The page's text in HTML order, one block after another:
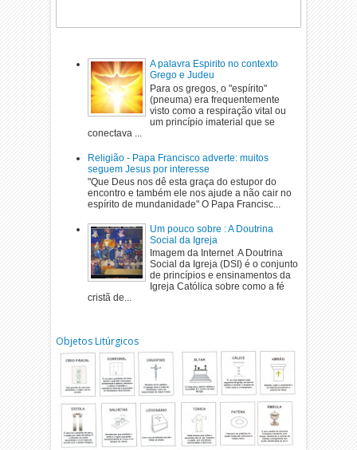
A palavra Espirito no contexto
Grego e Judeu
Para os gregos, o "espírito"
(pneuma) era frequentemente
visto como a respiração vital ou
um princípio imaterial que se
conectava ...
Religião - Papa Francisco adverte: muitos
seguem Jesus por interesse
"Que Deus nos dê esta graça do estupor do
encontro e também ele nos ajude a não cair no
espírito de mundanidade" O Papa Francisc...
Um pouco sobre : A Doutrina
Social da Igreja
Imagem da Internet A Doutrina
Social da Igreja (DSI) é o conjunto
de princípios e ensinamentos da
Igreja Católica sobre como a fé
cristã de...
Objetos Litúrgicos